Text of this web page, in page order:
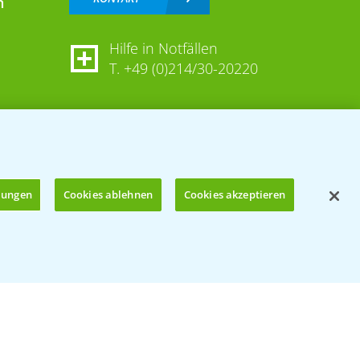
Hilfe in Notfällen
T. +49 (0)214/30-20220
Cookies ablehnen Cookies akzeptieren